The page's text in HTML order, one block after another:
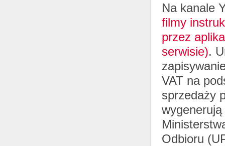
Na kanale
filmy
przez
serwisie).
VAT na
sprzedaży
Odbioru